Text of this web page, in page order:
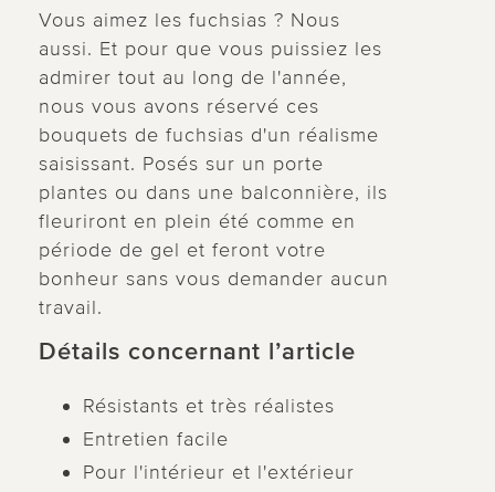
Vous aimez les fuchsias ? Nous
aussi. Et pour que vous puissiez les
admirer tout au long de l'année,
nous vous avons réservé ces
bouquets de fuchsias d'un réalisme
saisissant. Posés sur un porte
plantes ou dans une balconnière, ils
fleuriront en plein été comme en
période de gel et feront votre
bonheur sans vous demander aucun
travail.
Détails concernant l’article
Résistants et très réalistes
Entretien facile
Pour l'intérieur et l'extérieur